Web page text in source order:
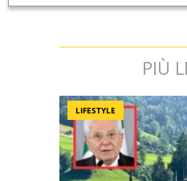
PIÙ
LIFESTYLE